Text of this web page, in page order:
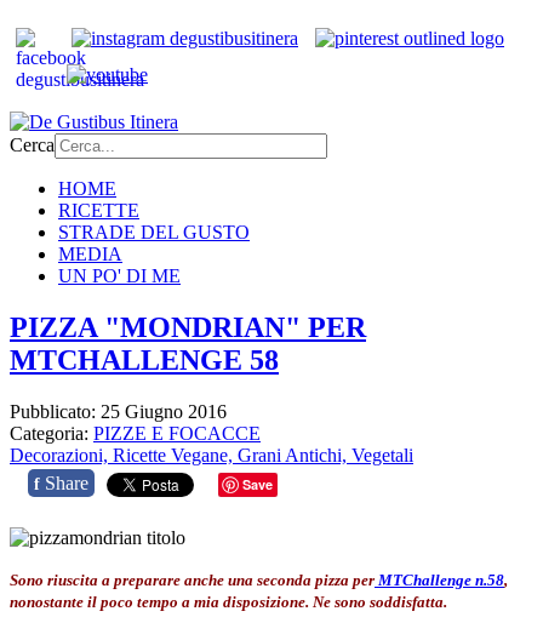
Cerca
HOME
RICETTE
STRADE DEL GUSTO
MEDIA
UN PO' DI ME
PIZZA "MONDRIAN" PER
MTCHALLENGE 58
Pubblicato: 25 Giugno 2016
Categoria: PIZZE E FOCACCE
Decorazioni, Ricette Vegane, Grani Antichi, Vegetali
f Share Save
Sono riuscita a preparare anche una seconda pizza per MTChallenge n.58,
nonostante il poco tempo a mia disposizione. Ne sono soddisfatta.